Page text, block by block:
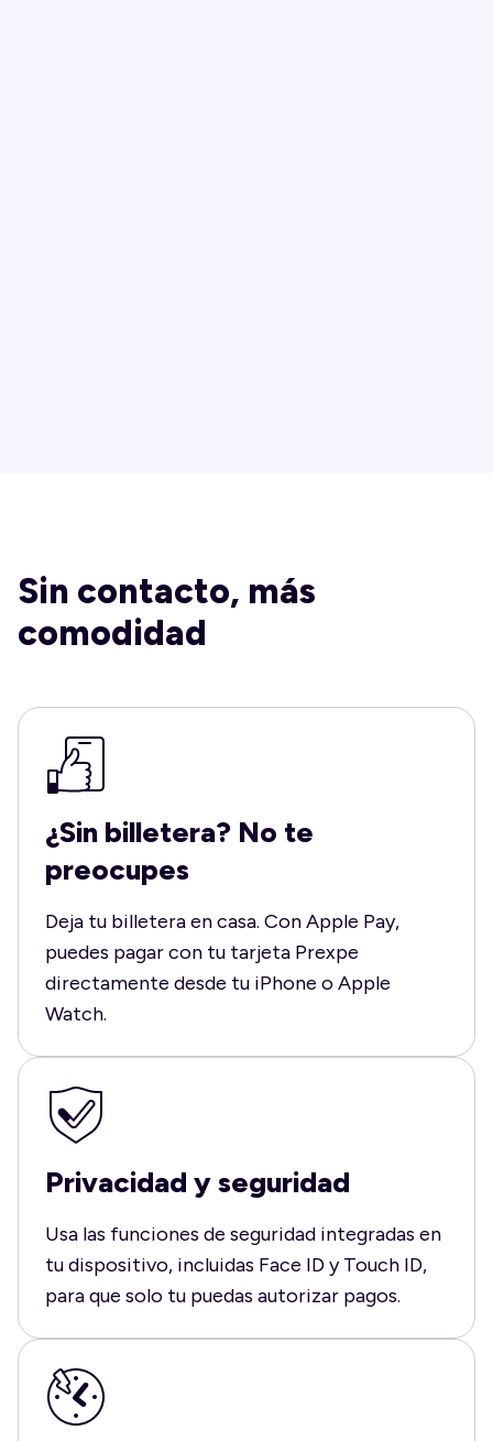
Sin contacto, más
comodidad
¿Sin billetera? No te
preocupes
Deja tu billetera en casa. Con Apple Pay,
puedes pagar con tu tarjeta Prexpe
directamente desde tu iPhone o Apple
Watch.
Privacidad y seguridad
Usa las funciones de seguridad integradas en
tu dispositivo, incluidas Face ID y Touch ID,
para que solo tu puedas autorizar pagos.